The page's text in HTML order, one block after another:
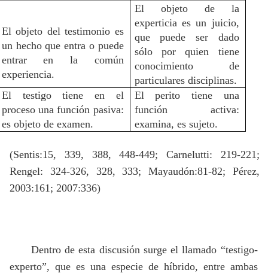
El objeto del testimonio es
un hecho que entra o puede
entrar en la común
experiencia.
El objeto de la
experticia es un juicio,
que puede ser dado
sólo por quien tiene
conocimiento de
particulares disciplinas.
El testigo tiene en el
proceso una función pasiva:
es objeto de examen.
El perito tiene una
función activa:
examina, es sujeto.
(Sentis:15, 339, 388, 448-449; Carnelutti: 219-221;
Rengel: 324-326, 328, 333; Mayaudón:81-82; Pérez,
2003:161; 2007:336)
Dentro de esta discusión surge el llamado “testigo-
experto”, que es una especie de híbrido, entre ambas